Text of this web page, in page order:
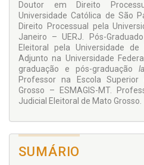
fenômeno eleitoral.
Doutor em Direito
Universidade Católica de São
Direito Processual pela
Janeiro – UERJ. Pós-
Eleitoral pela Universidade
Adjunto na Universidade
graduação e pós-graduação
Professor na Escola
Grosso – ESMAGIS-MT.
Judicial Eleitoral de Mato Grosso.
SUMÁRIO